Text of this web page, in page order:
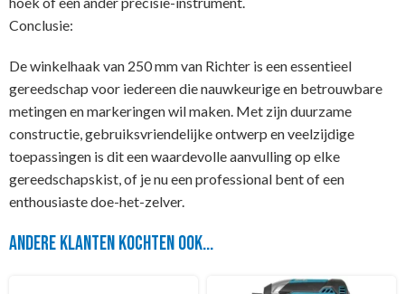
Conclusie:
De winkelhaak van 250 mm van Richter is een essentieel
gereedschap voor iedereen die nauwkeurige en betrouwbare
metingen en markeringen wil maken. Met zijn duurzame
constructie, gebruiksvriendelijke ontwerp en veelzijdige
toepassingen is dit een waardevolle aanvulling op elke
gereedschapskist, of je nu een professional bent of een
enthousiaste doe-het-zelver.
Andere klanten kochten ook...